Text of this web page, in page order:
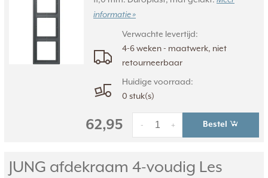
informatie »
Verwachte levertijd:
4-6 weken - maatwerk, niet
retourneerbaar
Huidige voorraad:
0 stuk(s)
62,95 +
- Bestel
JUNG afdekraam 4-voudig Les